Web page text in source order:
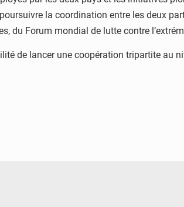
la coordination entre les deux
du Forum mondial de lutte contre
de lancer une coopération tripartite au